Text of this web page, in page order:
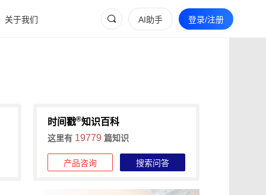
关于我们 AI助手 登录/注册
时间戳®知识百科
这里有 19779 篇知识
产品咨询 搜索问答